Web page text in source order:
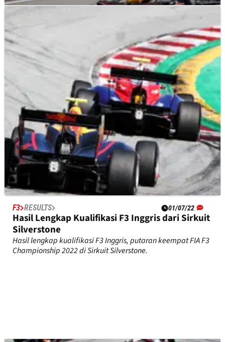
Hasil Lengkap Sprint Race F3 Inggris dari
Sirkuit Silverstone
Hasil lengkap Sprint Race&nbsp;F3 Inggris, putaran keempat
FIA F3 Championship musim 2022 di Sirkuit Silverstone.
F3 RESULTS 01/07/22
Hasil Lengkap Kualifikasi F3 Inggris dari Sirkuit
Silverstone
Hasil lengkap kualifikasi F3 Inggris, putaran keempat FIA F3
Championship 2022 di Sirkuit Silverstone.